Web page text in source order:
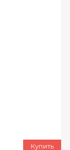
Купить